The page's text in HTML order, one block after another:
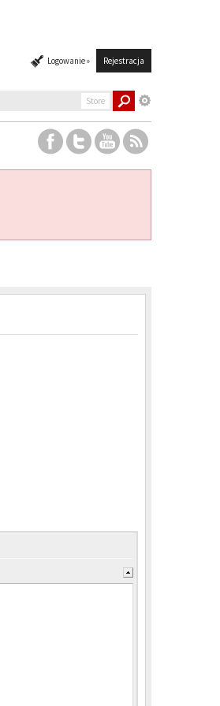
Logowanie » Rejestracja
Store